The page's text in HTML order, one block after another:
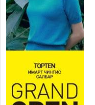
ирдэг цэг
2026 оны 7 сар 21 / 16 цаг 47
Тусгай замын автобус /BRT/
хорооны ээлжит хуралдаан
Ерөнхий сайд Н.Учрал
суугаа Элчин сайд Шэнь
авч уулзав
2026 оны 7 сар 21 / 16 цаг 39